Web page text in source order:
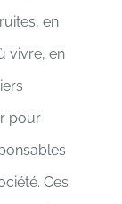
en
vivre, en
pour
Ces